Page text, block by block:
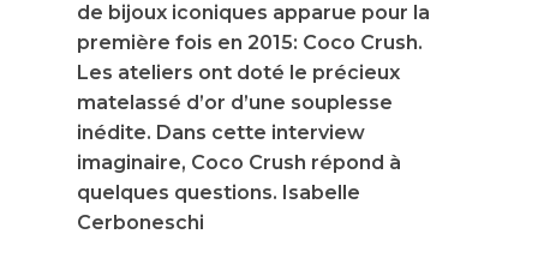
de bijoux iconiques apparue pour la
première fois en 2015: Coco Crush.
Les ateliers ont doté le précieux
matelassé d’or d’une souplesse
inédite. Dans cette interview
imaginaire, Coco Crush répond à
quelques questions. Isabelle
Cerboneschi